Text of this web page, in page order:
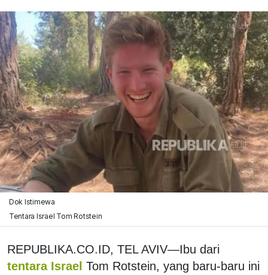
Dok Istimewa
Tentara Israel Tom Rotstein
REPUBLIKA.CO.ID, TEL AVIV—Ibu dari
tentara Israel Tom Rotstein, yang baru-baru ini